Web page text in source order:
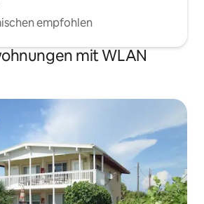
empfohlen
mit WLAN